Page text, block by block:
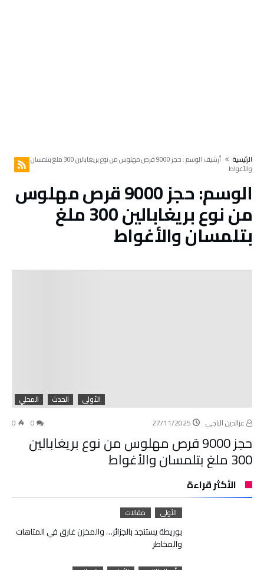
‫الرئيسية‬
‫أرشيف الوسم :‬ حجز 9000 قرص مهلوس من نوع بريغابالين 300 ملغ بتلمسان
والأغواط
الوسم: حجز 9000 قرص مهلوس
من نوع بريغابالين 300 ملغ
بتلمسان والأغواط
الأولى الحدث
المحلي
عزالدين الباجي
27/11/2025
0
حجز 9000 قرص مهلوس من نوع بريغابالين
300 ملغ بتلمسان والأغواط
الأكثر قراءة
الأولى مقالات
بوريطة يستنجد بالجزائر… والمخزن غارق في المتاهات
والمخاطر